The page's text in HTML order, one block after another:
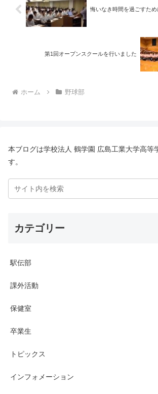
悔いなき時間を過ごすた
第1回オープンスクールを行いました
ホーム 野球部
本ブログは学校法人 鶴学園 広島工業大学高等
す。
カテゴリー
駅伝部
課外活動
保健室
卒業生
トピックス
インフォメーション